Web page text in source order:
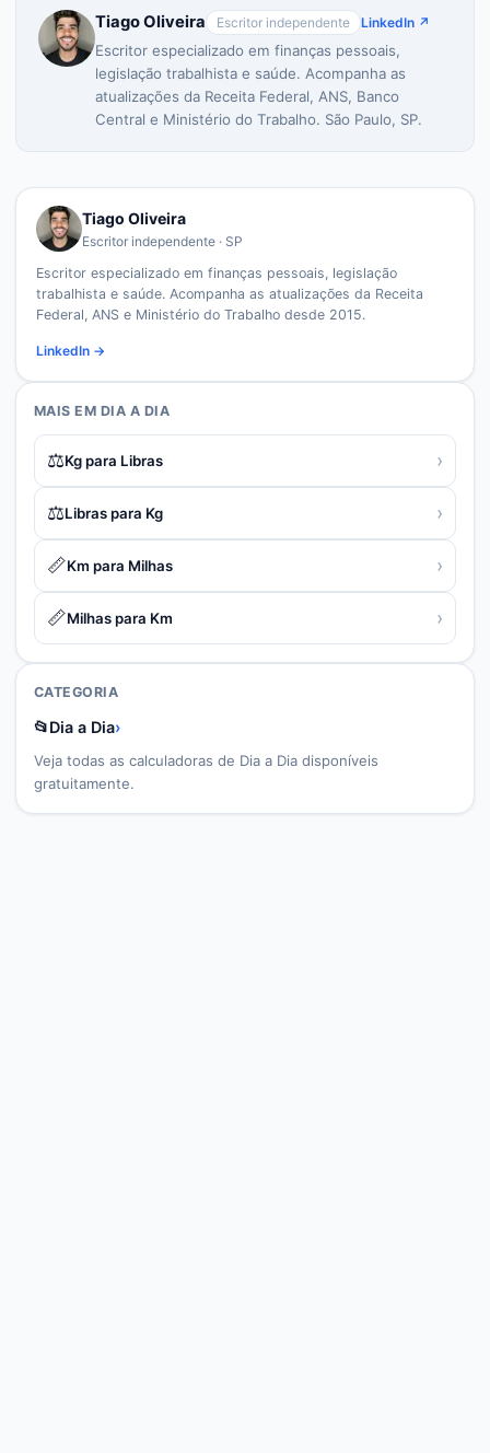
Tiago Oliveira Escritor independente LinkedIn ↗
Escritor especializado em finanças pessoais,
legislação trabalhista e saúde. Acompanha as
atualizações da Receita Federal, ANS, Banco
Central e Ministério do Trabalho. São Paulo, SP.
Tiago Oliveira
Escritor independente · SP
Escritor especializado em finanças pessoais, legislação
trabalhista e saúde. Acompanha as atualizações da Receita
Federal, ANS e Ministério do Trabalho desde 2015.
LinkedIn →
MAIS EM DIA A DIA
⚖️Kg para Libras ›
⚖️Libras para Kg ›
📏Km para Milhas ›
📏Milhas para Km ›
CATEGORIA
📂Dia a Dia›
Veja todas as calculadoras de Dia a Dia disponíveis
gratuitamente.